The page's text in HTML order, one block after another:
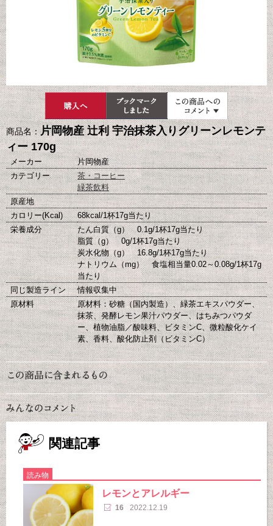
商品名：片岡物産 辻利 宇治抹茶入りグリーンレモンテ
ィー 170g
メーカー
片岡物産
カテゴリー
茶・コーヒー
緑茶飲料
原産地
カロリー(Kcal)
68kcal/1杯17g当たり
栄養成分
たん白質（g） 0.1g/1杯17g当たり
脂質（g） 0g/1杯17g当たり
炭水化物（g） 16.8g/1杯17g当たり
ナトリウム（mg） 食塩相当量0.02～0.08g/1杯17g
当たり
同じ製造ライン
情報収集中
原材料
原材料：砂糖（国内製造）、緑茶エキスパウダー、
抹茶、発酵レモン果汁パウダー、はちみつパウダ
ー、植物油脂／酸味料、ビタミンC、微粒酸化ケイ
素、香料、酸化防止剤（ビタミンC）
関連記事
読み物
レモンとアレルギー
16 2022.12.19